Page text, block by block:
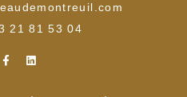
21 81 53 04